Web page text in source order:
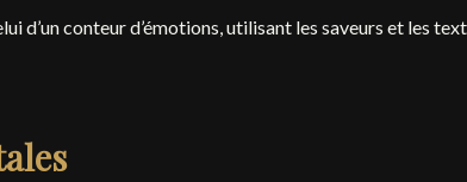
d’un conteur d’émotions, utilisant les saveurs et les